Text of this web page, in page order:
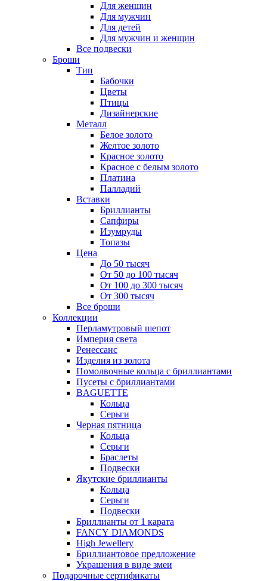
Для женщин
Для мужчин
Для детей
Для мужчин и женщин
Все подвески
Броши
Тип
Бабочки
Цветы
Птицы
Дизайнерские
Металл
Белое золото
Желтое золото
Красное золото
Красное с белым золото
Платина
Палладий
Вставки
Бриллианты
Сапфиры
Изумруды
Топазы
Цена
До 50 тысяч
От 50 до 100 тысяч
От 100 до 300 тысяч
От 300 тысяч
Все броши
Коллекции
Перламутровый шепот
Империя света
Ренессанс
Изделия из золота
Помолвочные кольца с бриллиантами
Пусеты с бриллиантами
BAGUETTE
Кольца
Серьги
Черная пятница
Кольца
Серьги
Браслеты
Подвески
Якутские бриллианты
Кольца
Серьги
Подвески
Бриллианты от 1 карата
FANCY DIAMONDS
High Jewellery
Бриллиантовое предложение
Украшения в виде змеи
Подарочные сертификаты